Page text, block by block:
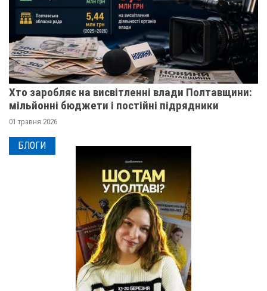
Хто заробляє на висвітленні влади Полтавщини:
мільйонні бюджети і постійні підрядники
01 травня 2026
БЛОГИ